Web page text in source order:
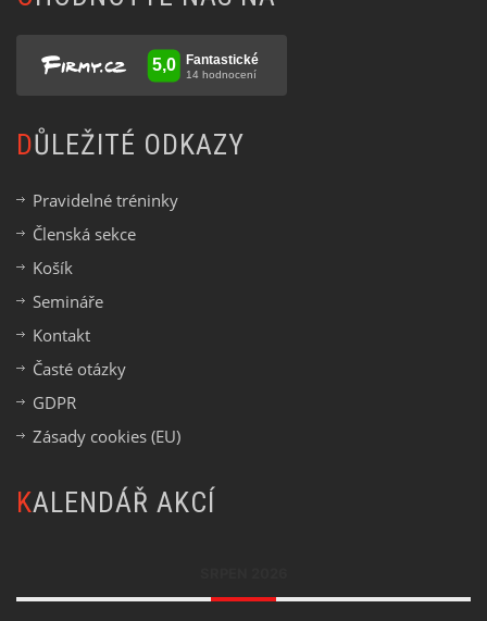
DŮLEŽITÉ ODKAZY
Pravidelné tréninky
Členská sekce
Košík
Semináře
Kontakt
Časté otázky
GDPR
Zásady cookies (EU)
KALENDÁŘ AKCÍ